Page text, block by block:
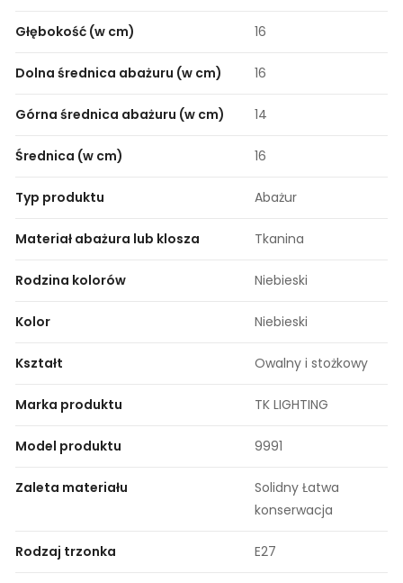
Głębokość (w cm) 16
Dolna średnica abażuru (w cm) 16
Górna średnica abażuru (w cm) 14
Średnica (w cm) 16
Typ produktu Abażur
Materiał abażura lub klosza Tkanina
Rodzina kolorów Niebieski
Kolor Niebieski
Kształt Owalny i stożkowy
Marka produktu TK LIGHTING
Model produktu 9991
Zaleta materiału
Solidny Łatwa
konserwacja
Rodzaj trzonka E27